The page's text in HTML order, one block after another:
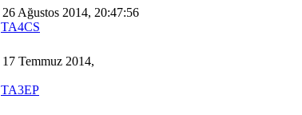
26 Ağustos 2014, 20:47:56
TA4CS
17 Temmuz 2014,
TA3EP